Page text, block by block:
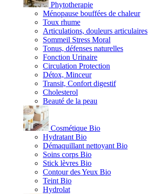
Phytotherapie
Ménopause bouffées de chaleur
Toux rhume
Articulations, douleurs articulaires
Sommeil Stress Moral
Tonus, défenses naturelles
Fonction Urinaire
Circulation Protection
Détox, Minceur
Transit, Confort digestif
Cholesterol
Beauté de la peau
Cosmétique Bio
Hydratant Bio
Démaquillant nettoyant Bio
Soins corps Bio
Stick lèvres Bio
Contour des Yeux Bio
Teint Bio
Hydrolat